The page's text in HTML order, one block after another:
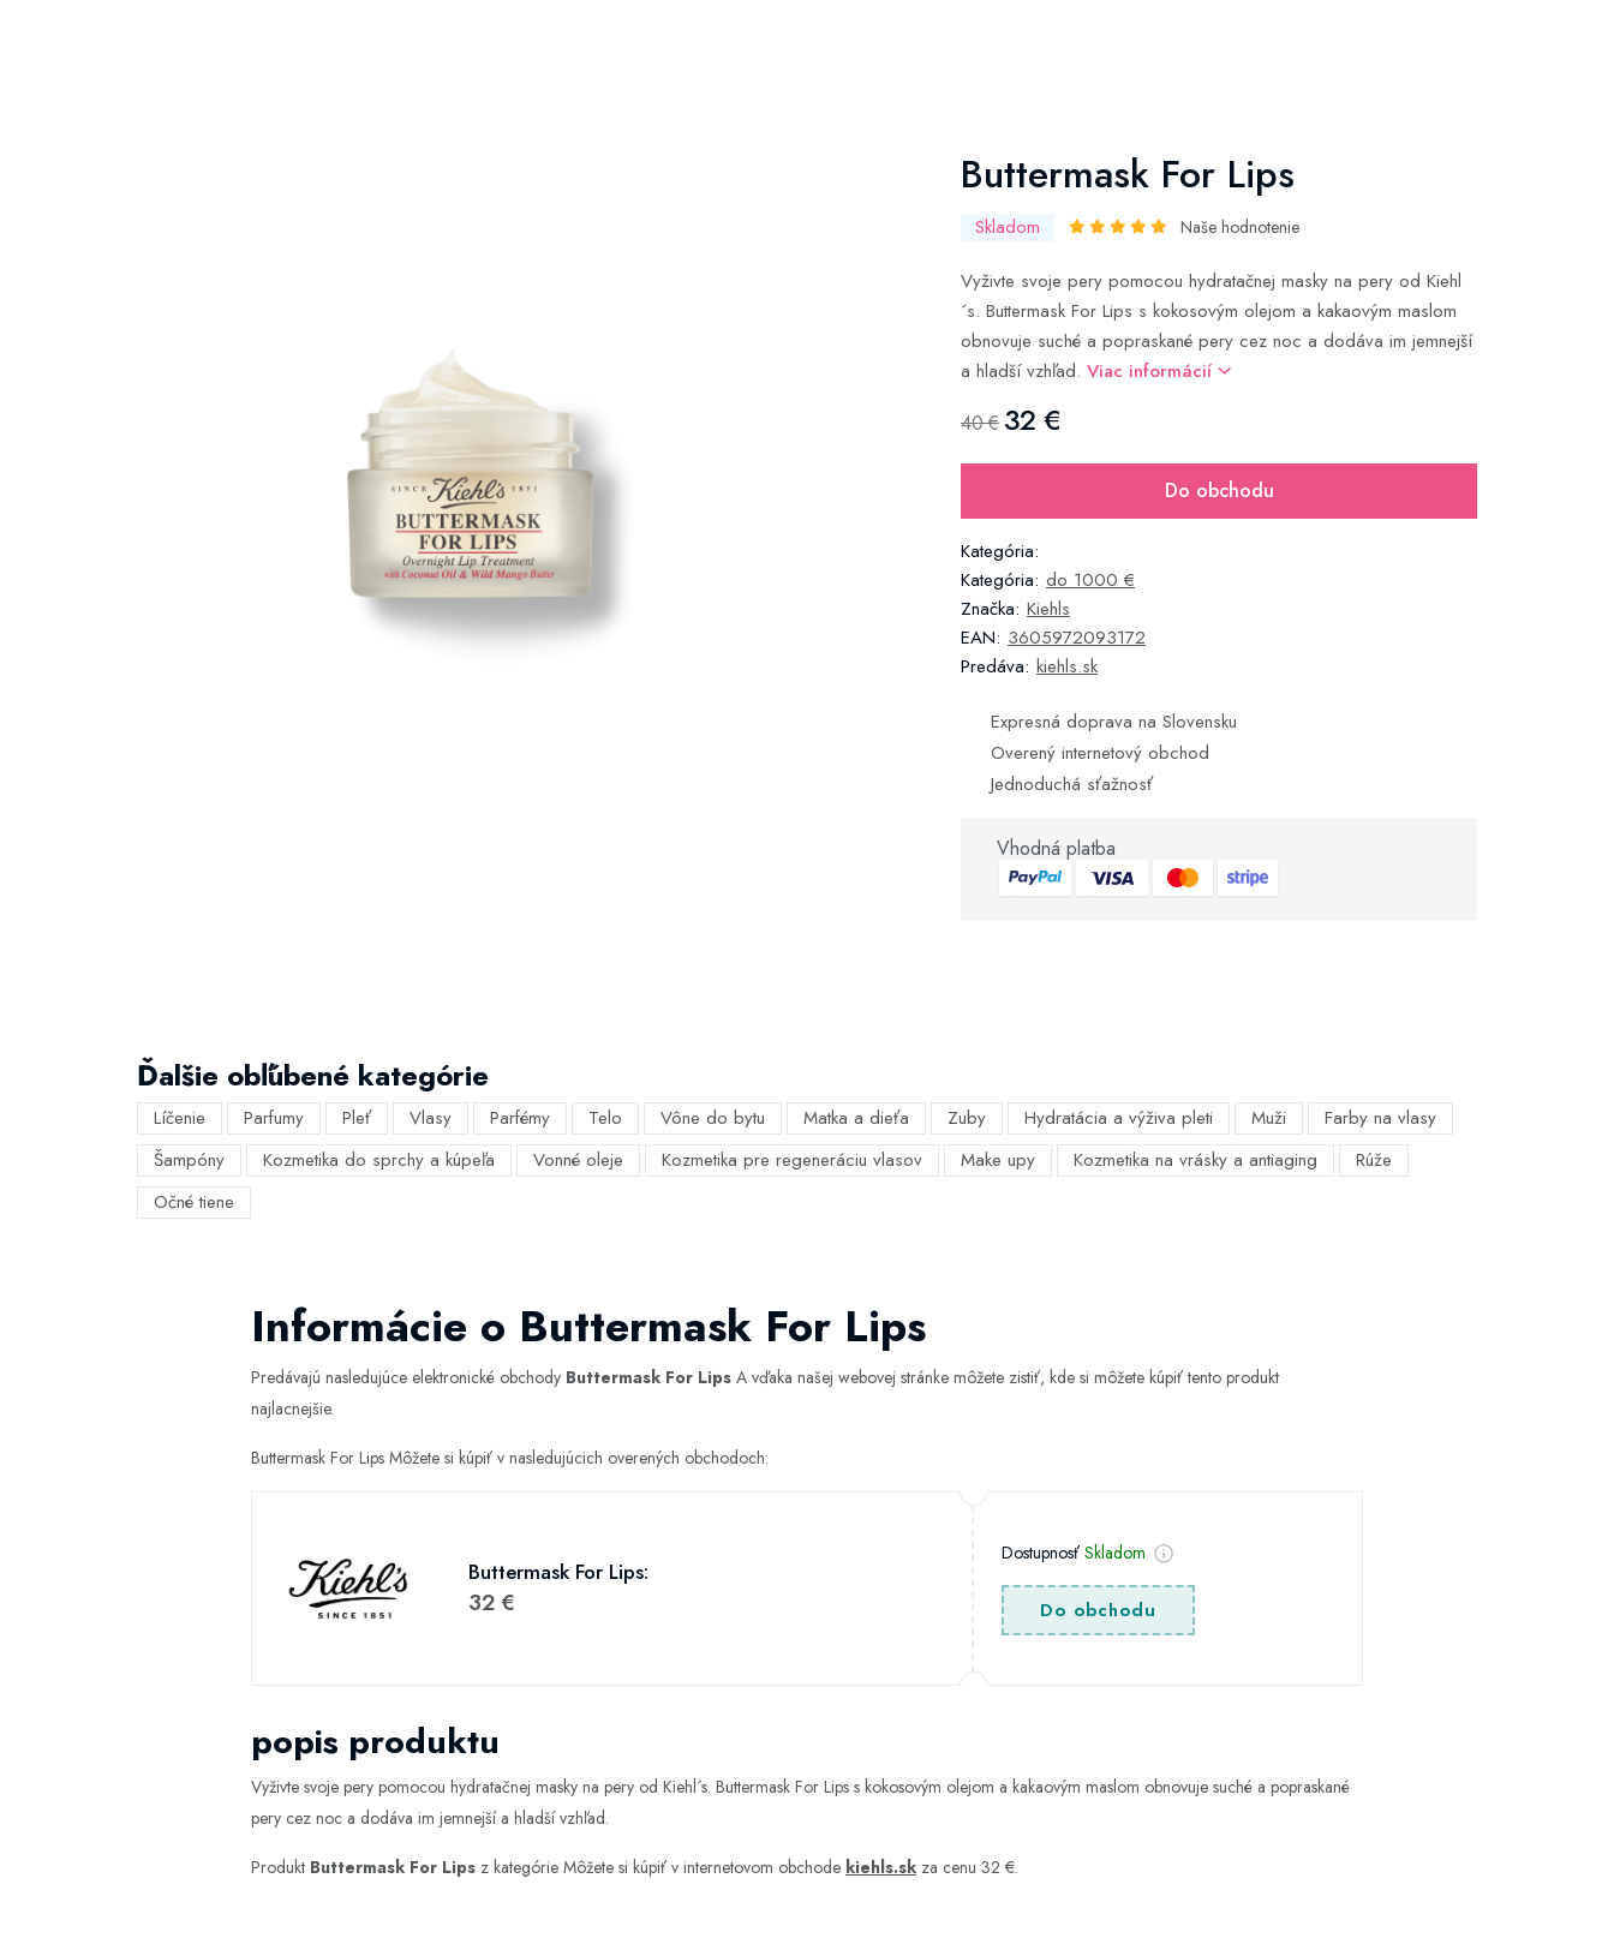
Buttermask For Lips
Skladom Naše hodnotenie
Vyživte svoje pery pomocou hydratačnej masky na pery od Kiehl
´s. Buttermask For Lips s kokosovým olejom a kakaovým maslom
obnovuje suché a popraskané pery cez noc a dodáva im jemnejší
a hladší vzhľad. Viac informácií
40 € 32 €
Do obchodu
Kategória:
Kategória: do 1000 €
Značka: Kiehls
EAN: 3605972093172
Predáva: kiehls.sk
Expresná doprava na Slovensku
Overený internetový obchod
Jednoduchá sťažnosť
Vhodná platba
Ďalšie obľúbené kategórie
Líčenie Parfumy Pleť Vlasy Parfémy Telo Vône do bytu Matka a dieťa Zuby Hydratácia a výživa pleti Muži
Farby na vlasy
Šampóny
Kozmetika do sprchy a kúpeľa Vonné oleje Kozmetika pre regeneráciu vlasov Make upy Kozmetika na vrásky a antiaging
Rúže
Očné tiene
Informácie o Buttermask For Lips
Predávajú nasledujúce elektronické obchody Buttermask For Lips A vďaka našej webovej stránke môžete zistiť, kde si môžete kúpiť tento produkt
najlacnejšie.
Buttermask For Lips Môžete si kúpiť v nasledujúcich overených obchodoch:
Buttermask For Lips:
32 €
DostupnosťSkladom
Do obchodu
popis produktu
Vyživte svoje pery pomocou hydratačnej masky na pery od Kiehl´s. Buttermask For Lips s kokosovým olejom a kakaovým maslom obnovuje suché a popraskané
pery cez noc a dodáva im jemnejší a hladší vzhľad.
Produkt Buttermask For Lips z kategórie Môžete si kúpiť v internetovom obchode kiehls.sk za cenu 32 €.